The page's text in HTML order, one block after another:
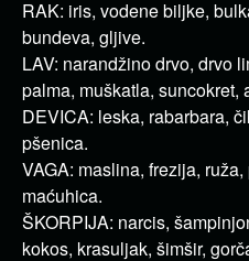
RAK: iris, vodene biljke,
bundeva, gljive.
LAV: narandžino drvo, drvo
palma, muškatla, suncokret,
DEVICA: leska, rabarbara,
pšenica.
VAGA: maslina, frezija,
maćuhica.
ŠKORPIJA: narcis,
kokos, krasuljak, šimšir,